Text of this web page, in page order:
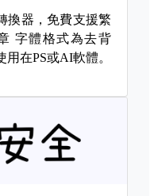
換器，免費支援繁
字體格式為去背
在PS或AI軟體。